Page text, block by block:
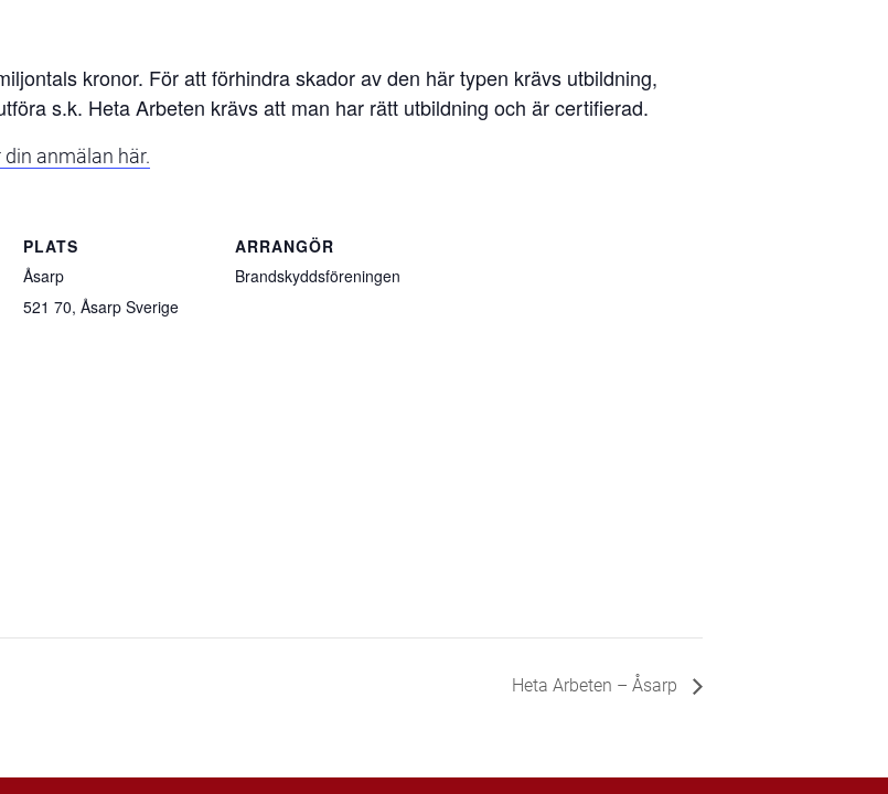
kronor. För att förhindra skador av den här typen krävs utbildning,
s.k. Heta Arbeten krävs att man har rätt utbildning och är certifierad.
din anmälan här.
PLATS
Åsarp
521 70, Åsarp Sverige
ARRANGÖR
Brandskyddsföreningen
Heta Arbeten – Åsarp